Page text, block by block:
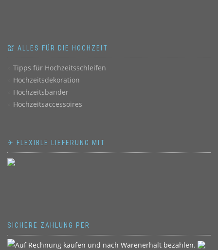
💒 ALLES FÜR DIE HOCHZEIT
Tipps für Hochzeitsschleifen
Hochzeitsdekoration
Hochzeitsbänder
Hochzeitsaccessoires
✈ FLEXIBLE LIEFERUNG MIT
SICHERE ZAHLUNG PER